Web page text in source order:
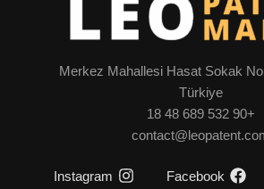
Merkez Mahallesi Hasat Sokak
Türkiye
+90 532 689 48 18
Facebook
Instagram